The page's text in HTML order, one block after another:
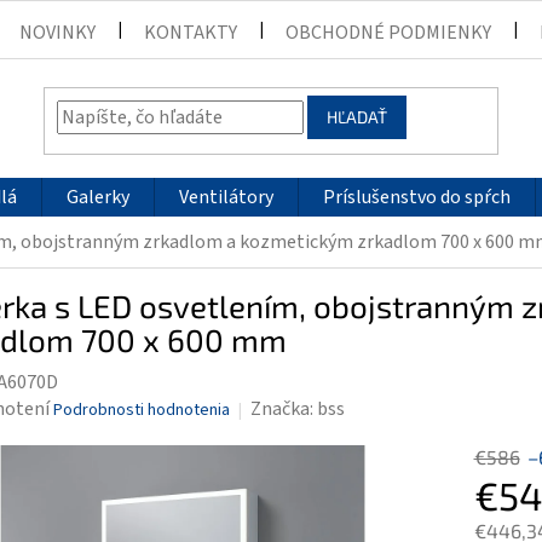
NOVINKY KONTAKTY OBCHODNÉ PODMIENKY
HĽADAŤ
Galerky Ventilátory Príslušenstvo do spŕch
obojstranným zrkadlom a kozmetickým zrkadlom 700 x 600
s LED osvetlením, obojstranným
700 x 600 mm
Podrobnosti hodnotenia Značka: bss
€586